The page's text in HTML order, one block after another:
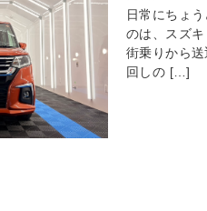
日常にちょ
のは、スズ
街乗りから
回しの […]